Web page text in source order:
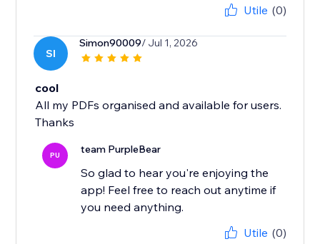
Utile (0)
SI
Simon90009/ Jul 1, 2026
cool
All my PDFs organised and available for users.
Thanks
PU team PurpleBear
So glad to hear you're enjoying the
app! Feel free to reach out anytime if
you need anything.
Utile (0)